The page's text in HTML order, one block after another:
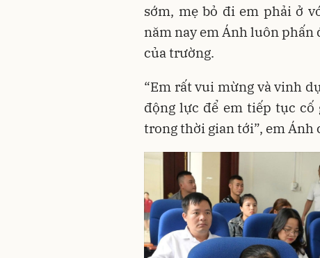
sớm, mẹ bỏ đi em phải ở
năm nay em Ánh luôn
của trường.
“Em rất vui mừng và vinh
động lực để em tiếp tục
trong thời gian tới”, em Ánh